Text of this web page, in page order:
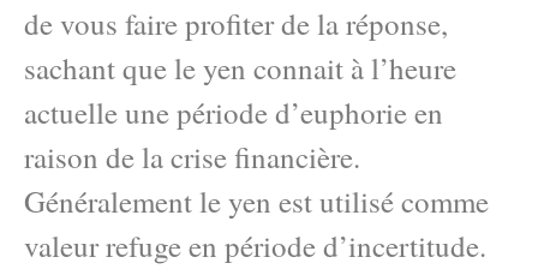
de vous faire profiter de la réponse,
sachant que le yen connait à l’heure
actuelle une période d’euphorie en
raison de la crise financière.
Généralement le yen est utilisé comme
valeur refuge en période d’incertitude.